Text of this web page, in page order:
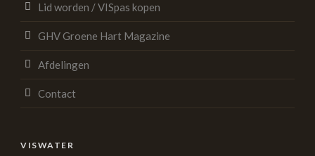
Lid worden / VISpas kopen
GHV Groene Hart Magazine
Afdelingen
Contact
VISWATER